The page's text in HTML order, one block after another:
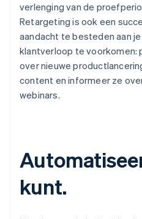
verlenging van de
Retargeting is ook een
aandacht te besteden aan
klantverloop te voorkomen:
over nieuwe
content en informeer ze
webinars.
kunt.